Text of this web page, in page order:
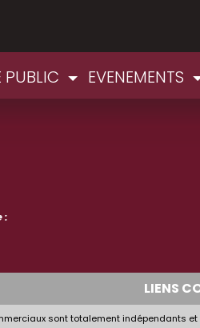
PUBLIC EVENEMENTS
:
LIENS
sont totalement indépendants